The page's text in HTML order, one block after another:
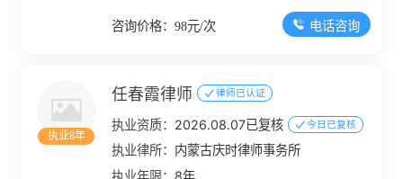
咨询价格：98元/次 电话咨询
执业8年
任春霞律师 律师已认证
执业资质： 2026.08.07已复核 今日已复核
执业律所： 内蒙古庆时律师事务所
执业年限： 8年